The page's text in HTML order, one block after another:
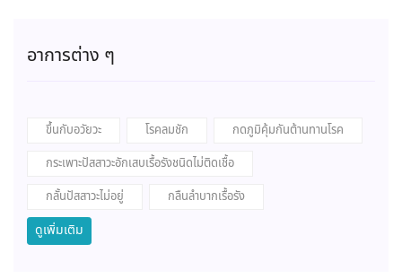
อาการต่าง ๆ
ขึ้นกับอวัยวะ โรคลมชัก
กดภูมิคุ้มกันต้านทานโรค
กระเพาะปัสสาวะอักเสบเรื้อรังชนิดไม่ติดเชื้อ
กลั้นปัสสาวะไม่อยู่
กลืนลำบากเรื้อรัง
ดูเพิ่มเติม